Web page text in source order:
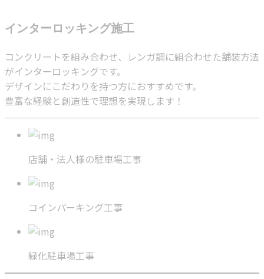
インターロッキング施工
コンクリートを組み合わせ、レンガ調に組合わせた舗装方法
がインターロッキングです。
デザインにこだわりを持つ方におすすめです。
豊富な経験と創造性で理想を実現します！
店舗・法人様の駐車場工事
コインパーキング工事
緑化駐車場工事